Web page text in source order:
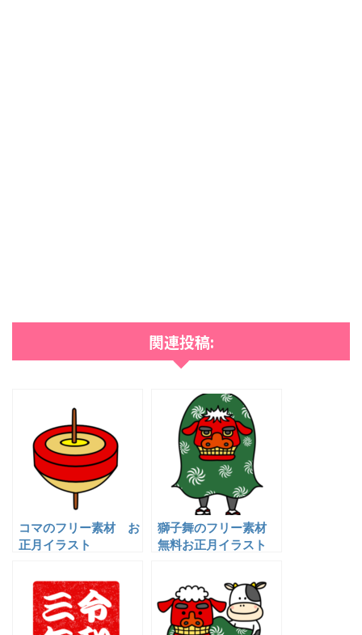
関連投稿:
コマのフリー素材 お
正月イラスト
獅子舞のフリー素材
無料お正月イラスト